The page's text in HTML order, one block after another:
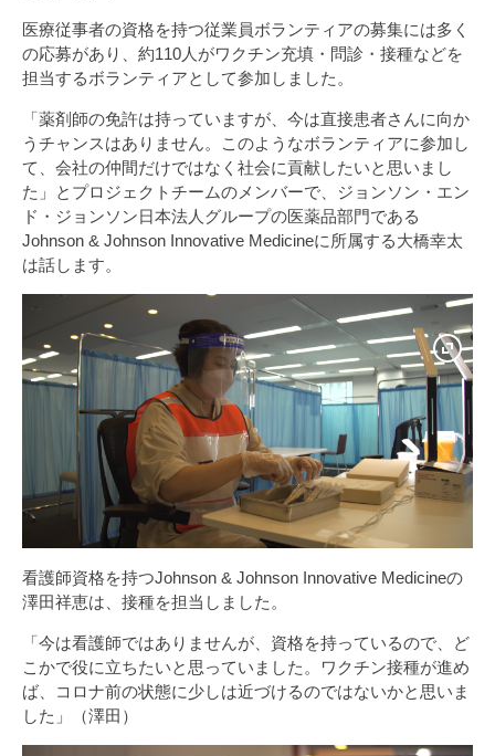
医療従事者の資格を持つ従業員ボランティアの募集には多く
の応募があり、約110人がワクチン充填・問診・接種などを
担当するボランティアとして参加しました。
「薬剤師の免許は持っていますが、今は直接患者さんに向か
うチャンスはありません。このようなボランティアに参加し
て、会社の仲間だけではなく社会に貢献したいと思いまし
た」とプロジェクトチームのメンバーで、ジョンソン・エン
ド・ジョンソン日本法人グループの医薬品部門である
Johnson & Johnson Innovative Medicineに所属する大橋幸太
は話します。
看護師資格を持つJohnson & Johnson Innovative Medicineの
澤田祥恵は、接種を担当しました。
「今は看護師ではありませんが、資格を持っているので、ど
こかで役に立ちたいと思っていました。ワクチン接種が進め
ば、コロナ前の状態に少しは近づけるのではないかと思いま
した」（澤田）